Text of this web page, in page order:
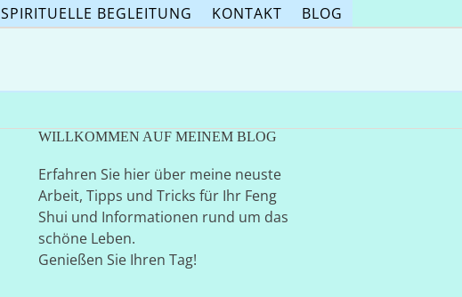
SPIRITUELLE BEGLEITUNG KONTAKT BLOG
WILLKOMMEN AUF MEINEM BLOG
Erfahren Sie hier über meine neuste
Arbeit, Tipps und Tricks für Ihr Feng
Shui und Informationen rund um das
schöne Leben.
Genießen Sie Ihren Tag!